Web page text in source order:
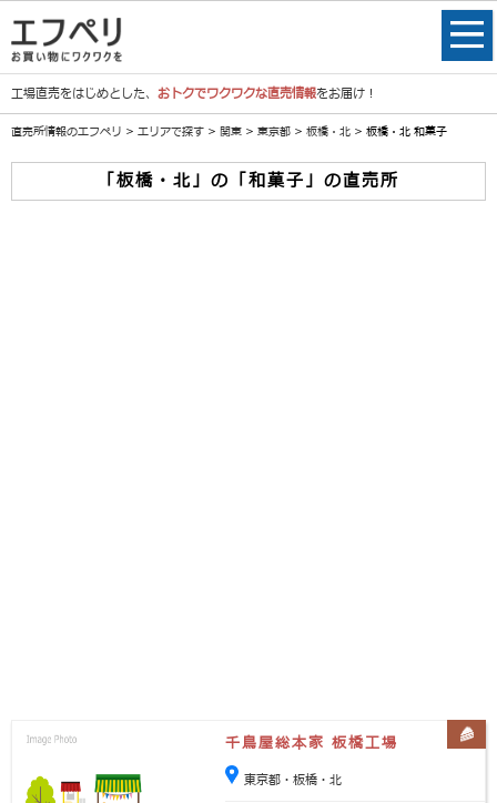
工場直売をはじめとした、 おトクでワクワクな直売情報をお届け！
直売所情報のエフペリ > エリアで探す > 関東 > 東京都 > 板橋・北 > 板橋・北 和菓子
「板橋・北」の「和菓子」の直売所
千鳥屋総本家 板橋工場
東京都・板橋・北